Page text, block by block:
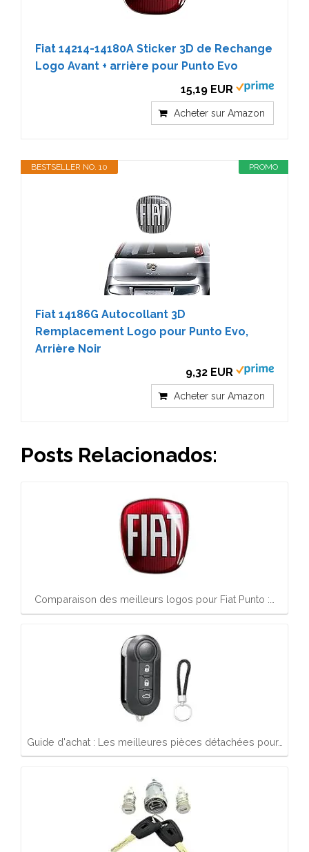
Fiat 14214-14180A Sticker 3D de Rechange
Logo Avant + arrière pour Punto Evo
15,19 EUR
Acheter sur Amazon
PROMO
BESTSELLER NO. 10
Fiat 14186G Autocollant 3D
Remplacement Logo pour Punto Evo,
Arrière Noir
9,32 EUR
Acheter sur Amazon
Posts Relacionados:
Comparaison des meilleurs logos pour Fiat Punto :…
Guide d'achat : Les meilleures pièces détachées pour…